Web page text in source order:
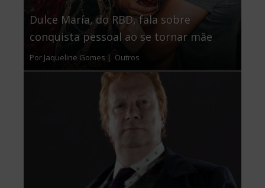
Dulce María, do RBD, fala sobre
conquista pessoal ao se tornar mãe
Por Jaqueline Gomes | Outros